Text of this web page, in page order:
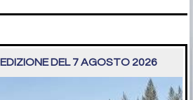
DEL 7 AGOSTO 2026